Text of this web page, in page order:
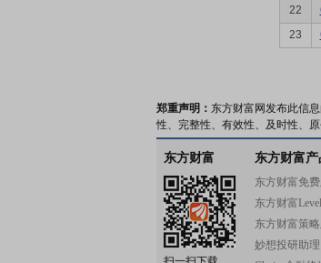
22
23
郑重声明： 东方财富网发布此信
性、完整性、有效性、及时性、
东方财富 东方财富产
东方财富免
东方财富
东方财富策
妙想投研助理